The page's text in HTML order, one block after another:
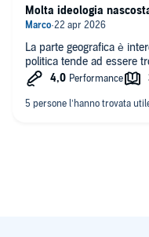
La parte geografica è
politica tende ad essere
Molta ideologia